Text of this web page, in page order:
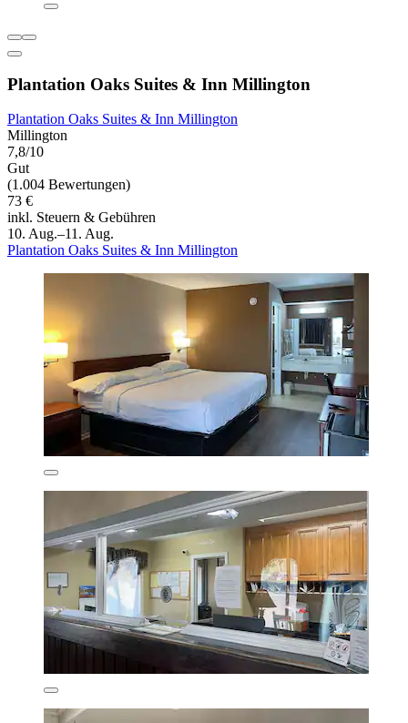
Plantation Oaks Suites & Inn Millington
Plantation Oaks Suites & Inn Millington
Millington
7,8/10
Gut
(1.004 Bewertungen)
73 €
inkl. Steuern & Gebühren
10. Aug.–11. Aug.
Plantation Oaks Suites & Inn Millington